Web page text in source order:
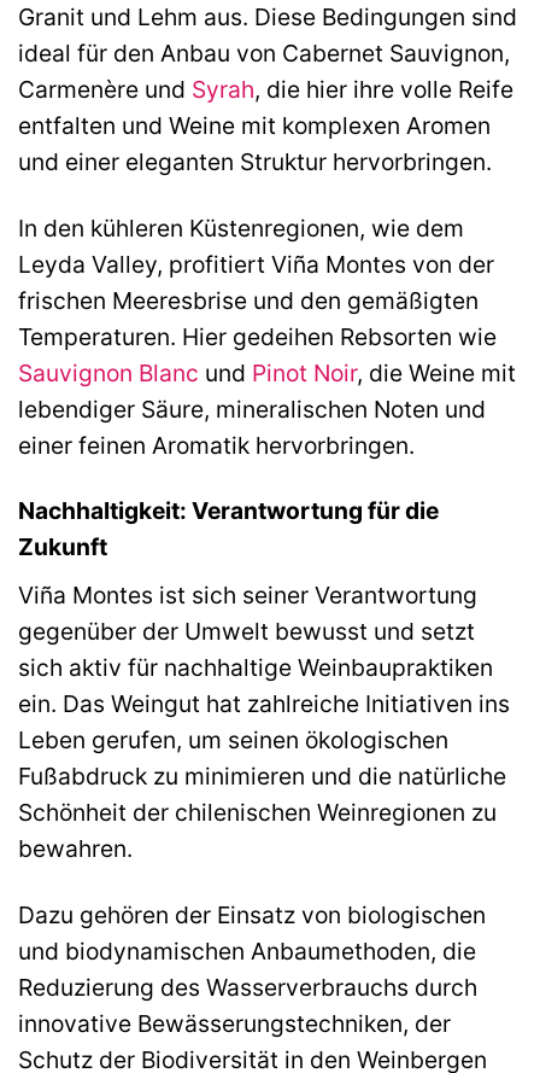
Granit und Lehm aus. Diese Bedingungen sind
ideal für den Anbau von Cabernet Sauvignon,
Carmenère und Syrah, die hier ihre volle Reife
entfalten und Weine mit komplexen Aromen
und einer eleganten Struktur hervorbringen.
In den kühleren Küstenregionen, wie dem
Leyda Valley, profitiert Viña Montes von der
frischen Meeresbrise und den gemäßigten
Temperaturen. Hier gedeihen Rebsorten wie
Sauvignon Blanc und Pinot Noir, die Weine mit
lebendiger Säure, mineralischen Noten und
einer feinen Aromatik hervorbringen.
Nachhaltigkeit: Verantwortung für die
Zukunft
Viña Montes ist sich seiner Verantwortung
gegenüber der Umwelt bewusst und setzt
sich aktiv für nachhaltige Weinbaupraktiken
ein. Das Weingut hat zahlreiche Initiativen ins
Leben gerufen, um seinen ökologischen
Fußabdruck zu minimieren und die natürliche
Schönheit der chilenischen Weinregionen zu
bewahren.
Dazu gehören der Einsatz von biologischen
und biodynamischen Anbaumethoden, die
Reduzierung des Wasserverbrauchs durch
innovative Bewässerungstechniken, der
Schutz der Biodiversität in den Weinbergen